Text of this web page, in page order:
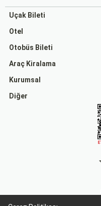
Uçak Bileti
Otel
Otobüs Bileti
Araç Kiralama
Kurumsal
Diğer